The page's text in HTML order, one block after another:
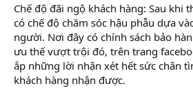
Chế độ đãi ngộ khách hàng: Sau khi
có chế độ chăm sóc hậu phẫu dựa
người. Nơi đây có chính sách bảo
ưu thế vượt trội đó, trên trang
ắp những lời nhận xét hết sức chân
khách hàng nhận được.